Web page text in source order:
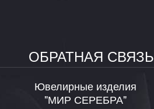
ОБРАТНАЯ СВЯЗЬ
Ювелирные изделия
"МИР СЕРЕБРА"